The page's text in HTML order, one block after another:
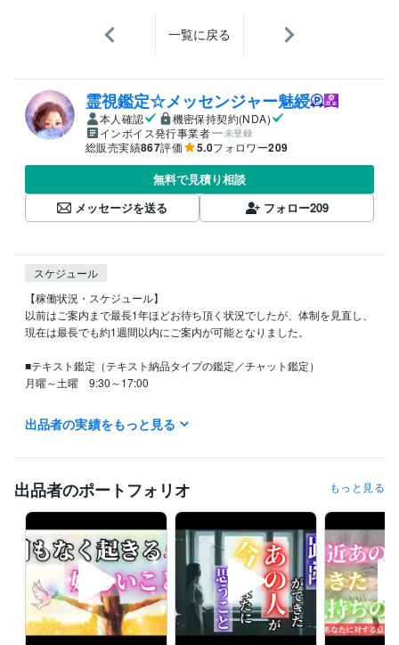
一覧に戻る
霊視鑑定☆メッセンジャー魅綬
本人確認
機密保持契約(NDA)
インボイス発行事業者
未登録
総販売実績867評価 5.0フォロワー209
無料で見積り相談
メッセージを送る
フォロー209
スケジュール
【稼働状況・スケジュール】
以前はご案内まで最長1年ほどお待ち頂く状況でしたが、体制を見直し、
現在は最長でも約1週間以内にご案内が可能となりました。
■テキスト鑑定（テキスト納品タイプの鑑定／チャット鑑定）
月曜～土曜　9:30～17:00
■電話鑑定
平日　10:00～13:00
■休業日
日曜・祝祭日
（出張鑑定など別活動に専念するため、ココナラでの対応はお休みとな
ります）
【ご連絡について】
鑑定前の段階で当方からの連絡後、3日間ご返信がない場合はお取引をキ
ャンセルさせて頂きます。
また、鑑定書納品後はココナラの仕様により3日経過すると自動的にトー
クルームがクローズされますのでご了承ください。
出品者の実績をもっと見る
出品者のポートフォリオ もっと見る